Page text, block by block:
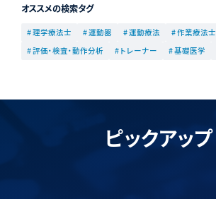
オススメの検索タグ
# 理学療法士 # 運動器 # 運動療法
# 作業療法士
# 評価・検査・動作分析
# トレーナー # 基礎医学
ピックアップ